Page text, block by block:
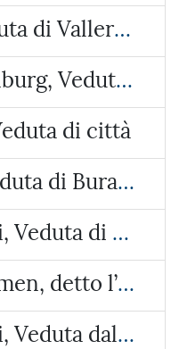
Alberto Ziveri, Veduta di Vallerano
Jacob Van Huchtenburg, Veduta di Piazza Colonna
di città
Filippo De Pisis, Veduta di Burano
Baldassare Longoni, Veduta di Arosio (Brianza)
Jan Frans Van Bloemen, detto l’Orizzonte, Veduta del castello di Lunghezza
Telemaco Signorini, Veduta dalla costa di Riomaggiore